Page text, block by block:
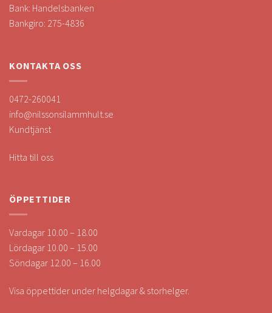
Bank: Handelsbanken
Bankgiro: 275-4836
KONTAKTA OSS
0472-260041
info@nilssonsilammhult.se
Kundtjänst
Hitta till oss
ÖPPETTIDER
Vardagar 10.00 – 18.00
Lördagar 10.00 – 15.00
Söndagar 12.00 – 16.00
Visa öppettider under helgdagar & storhelger.